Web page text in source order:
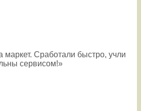
маркет. Сработали быстро, учли
сервисом!»